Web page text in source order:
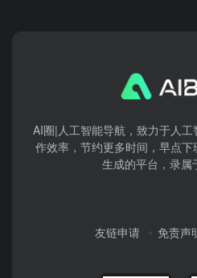
AI圈|人工智能导航，致力于人
作效率，节约更多时间，早点
生成的平台，录属
友链申请 免责声